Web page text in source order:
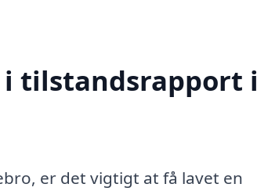
i tilstandsrapport i
er det vigtigt at få lavet en